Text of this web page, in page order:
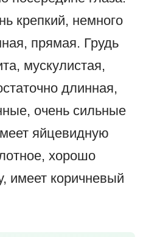
крепкий, немного
прямая. Грудь
мускулистая,
длинная,
очень сильные
яйцевидную
хорошо
имеет коричневый